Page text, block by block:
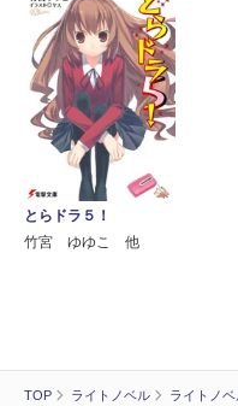
TOP ライトノベル ライトノベ
とらドラ５！
竹宮 ゆゆこ 他